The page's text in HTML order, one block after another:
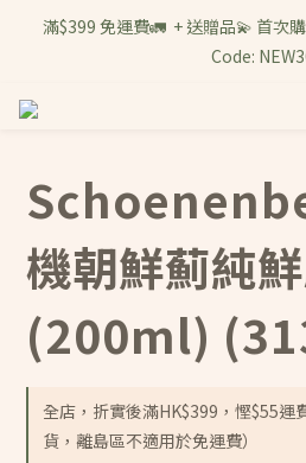
滿$399 免運費🚛  + 送贈品💫 首次
Code:
機朝鮮薊純
(200ml)
全店，折實後滿HK$399，慳$55運
貨，離島區不適用於免運費）